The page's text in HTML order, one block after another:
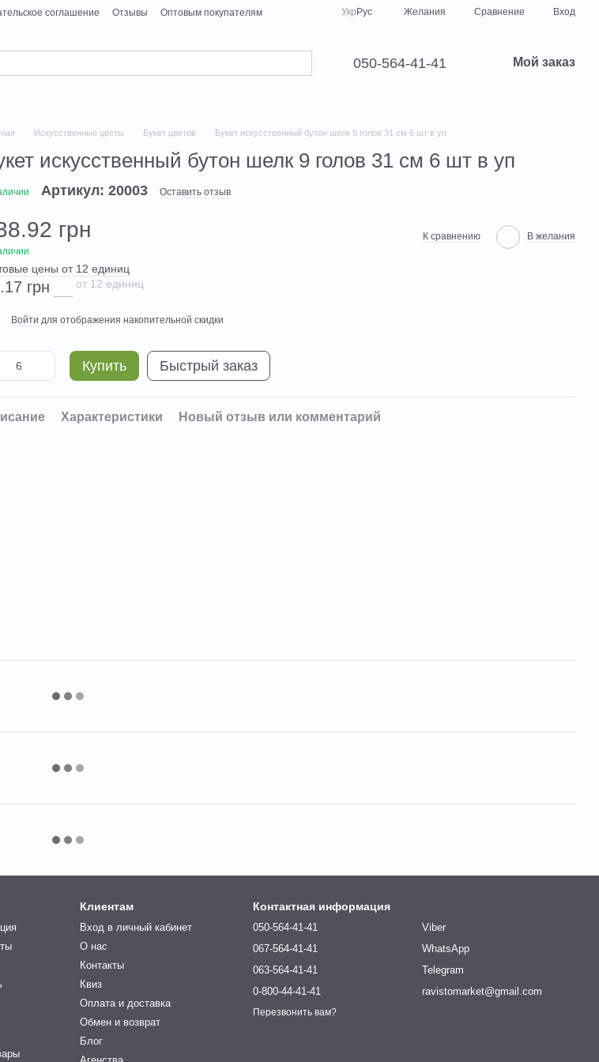
соглашение Отзывы
Оптовым покупателям
Укр Рус Желания Сравнение Вход
050-564-41-41 Мой заказ
Искусственные цветы Букет цветов Букет искусственный бутон шелк 9 голов 31 см 6 шт в уп
искусственный бутон шелк 9 голов 31 см 6 шт в уп
Артикул: 20003 Оставить отзыв
грн К сравнению В желания
цены от 12 единиц
грн от 12 единиц
Войти для отображения накопительной скидки
Купить Быстрый заказ
Характеристики Новый отзыв или комментарий
Клиентам
Вход в личный кабинет
О нас
Контакты
Квиз
Оплата и доставка
Обмен и возврат
Блог
Контактная информация
050-564-41-41
067-564-41-41
063-564-41-41
0-800-44-41-41
Перезвонить вам?
Viber
WhatsApp
Telegram
ravistomarket@gmail.com